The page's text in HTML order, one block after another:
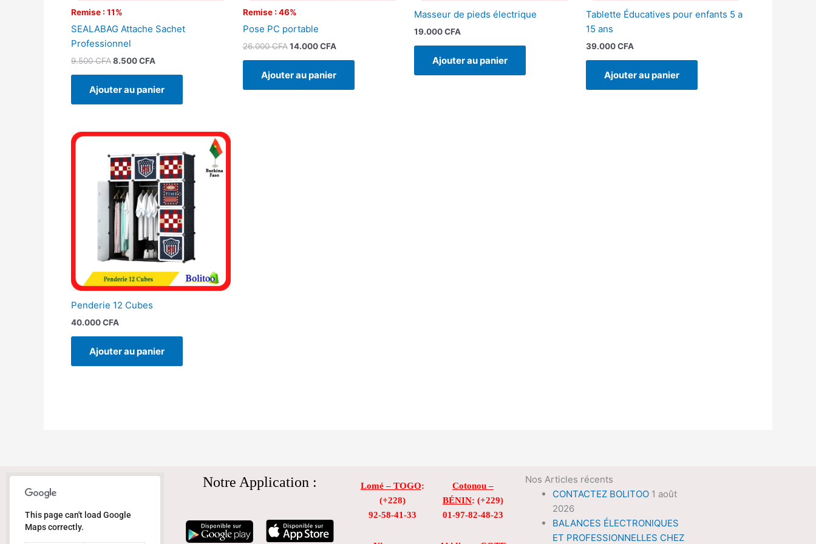
Remise : 11%
SEALABAG Attache Sachet
Professionnel
9.500CFA8.500CFA
Ajouter au panier
Remise : 46%
Pose PC portable
26.000CFA 14.000CFA
Ajouter au panier
Masseur de pieds électrique
19.000CFA
Ajouter au panier
Tablette Éducatives pour enfants 5 a
15 ans
39.000CFA
Ajouter au panier
Penderie 12 Cubes
40.000CFA
Ajouter au panier
This page can't load Google
Maps correctly.
Notre Application : Lomé – TOGO:
(+228)
92-58-41-33
Cotonou –
BÉNIN: (+229)
01-97-82-48-23
Nos Articles récents
CONTACTEZ BOLITOO 1 août
2026
BALANCES ÉLECTRONIQUES
ET PROFESSIONNELLES CHEZ